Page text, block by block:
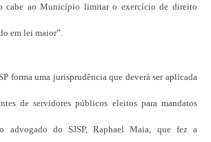
cabe ao Município limitar o exercício de direito
em lei maior”.
forma uma jurisprudência que deverá ser aplicada
de servidores públicos eleitos para mandatos
advogado do SJSP, Raphael Maia, que fez a